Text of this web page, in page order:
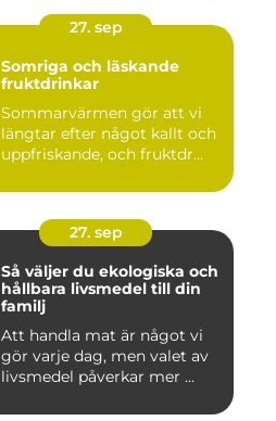
27. sep
Somriga och läskande
fruktdrinkar
Sommarvärmen gör att vi
längtar efter något kallt och
uppfriskande, och fruktdr...
27. sep
Så väljer du ekologiska och
hållbara livsmedel till din
familj
Att handla mat är något vi
gör varje dag, men valet av
livsmedel påverkar mer ...